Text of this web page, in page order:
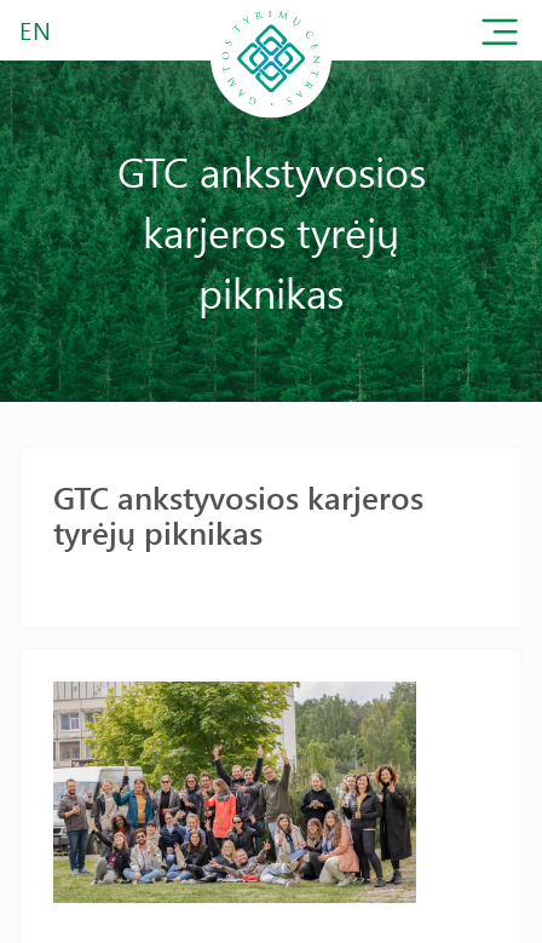
EN
GTC ankstyvosios
karjeros tyrėjų
piknikas
GTC ankstyvosios karjeros
tyrėjų piknikas